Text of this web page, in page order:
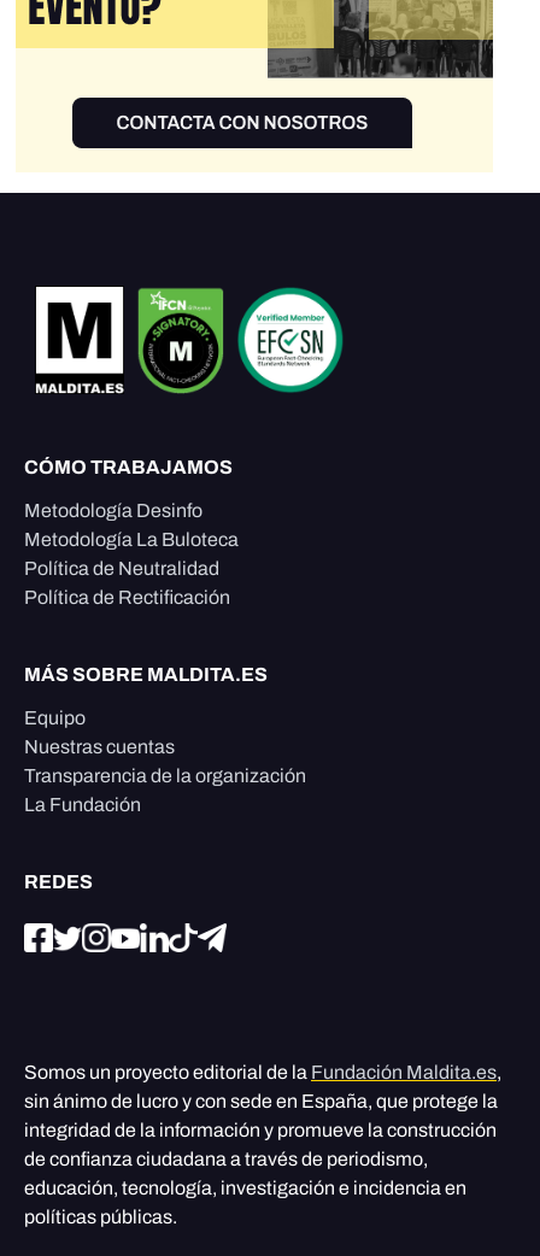
CÓMO TRABAJAMOS
Metodología Desinfo
Metodología La Buloteca
Política de Neutralidad
Política de Rectificación
MÁS SOBRE MALDITA.ES
Equipo
Nuestras cuentas
Transparencia de la organización
La Fundación
REDES
Somos un proyecto editorial de la Fundación Maldita.es,
sin ánimo de lucro y con sede en España, que protege la
integridad de la información y promueve la construcción
de confianza ciudadana a través de periodismo,
educación, tecnología, investigación e incidencia en
políticas públicas.